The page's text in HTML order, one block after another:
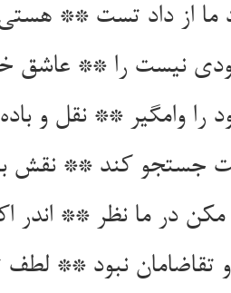
نیست را ** عاشق
را وامگیر ** نقل و
جستجو کند ** نقش
مکن در ما نظر ** اندر
و تقاضامان نبود **